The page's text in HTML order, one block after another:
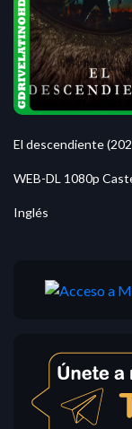
El descendiente
WEB-DL 1080p
Inglés